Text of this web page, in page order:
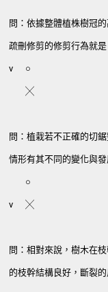
問：依據整體植株樹冠
疏刪修剪的修剪行為就
v ○
╳
問：植栽若不正確的切
情形有其不同的變化與發
○
v ╳
問：相對來說，樹木在
的枝幹結構良好，斷裂的